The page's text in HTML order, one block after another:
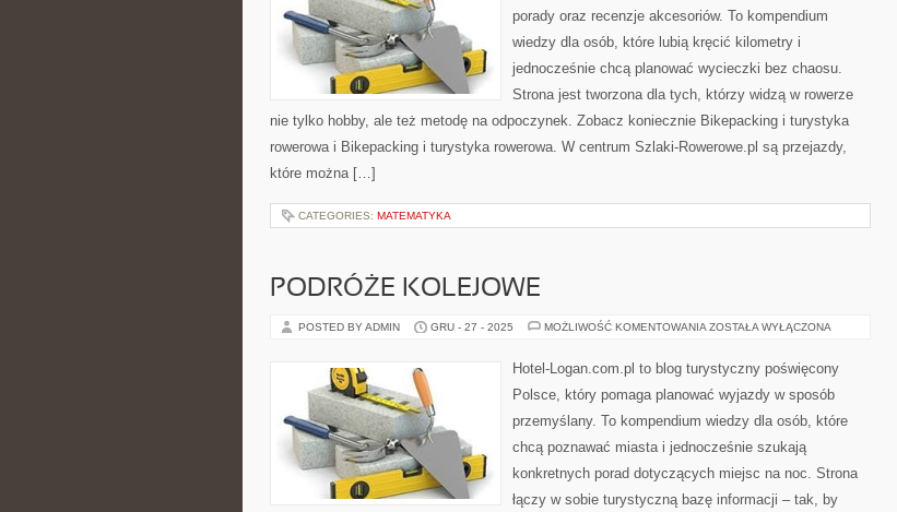
porady oraz recenzje akcesoriów. To kompendium
wiedzy dla osób, które lubią kręcić kilometry i
jednocześnie chcą planować wycieczki bez chaosu.
Strona jest tworzona dla tych, którzy widzą w rowerze
nie tylko hobby, ale też metodę na odpoczynek. Zobacz koniecznie Bikepacking i turystyka
rowerowa i Bikepacking i turystyka rowerowa. W centrum Szlaki-Rowerowe.pl są przejazdy,
które można […]
CATEGORIES: MATEMATYKA
PODRÓŻE KOLEJOWE
POSTED BY ADMIN GRU - 27 - 2025 MOŻLIWOŚĆ KOMENTOWANIA PODRÓŻE
ZOSTAŁA WYŁĄCZONA
Hotel-Logan.com.pl to blog turystyczny poświęcony
Polsce, który pomaga planować wyjazdy w sposób
przemyślany. To kompendium wiedzy dla osób, które
chcą poznawać miasta i jednocześnie szukają
konkretnych porad dotyczących miejsc na noc. Strona
łączy w sobie turystyczną bazę informacji – tak, by